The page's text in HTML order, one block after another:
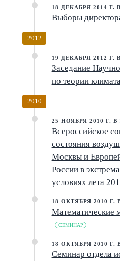
18 ДЕКАБРЯ 2014 Г.
Выборы
2012
19 ДЕКАБРЯ 2012 Г.
Заседание
по теории
2010
25 НОЯБРЯ 2010 Г. В
Всероссийское
состояния
Москвы и
России в
условиях лета
18 ОКТЯБРЯ 2010 Г.
Математические
СЕМИНАР
18 ОКТЯБРЯ 2010 Г.
Семинар отдела